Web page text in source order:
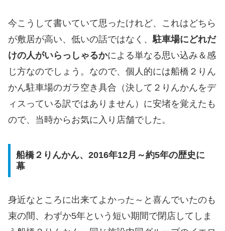
今こうして書いていて思ったけれど、これはどちら
が敷居が高い、低いの話ではなく、駐車場にどれだ
けの人がいらっしゃるかによる単なる思い込み＆感
じ方なのでしょう。なので、個人的には船橋２りん
かん駐車場のガラ空き具合（決して２りんかんをデ
ィスっている訳ではありません）に安堵を覚えたも
ので、当時からお気に入り店舗でした。
船橋２りんかん、2016年12月～約5年の歴史に
幕
身近なところに出来てよかった～と喜んでいたのも
束の間、わずか5年という短い期間で閉店してしま